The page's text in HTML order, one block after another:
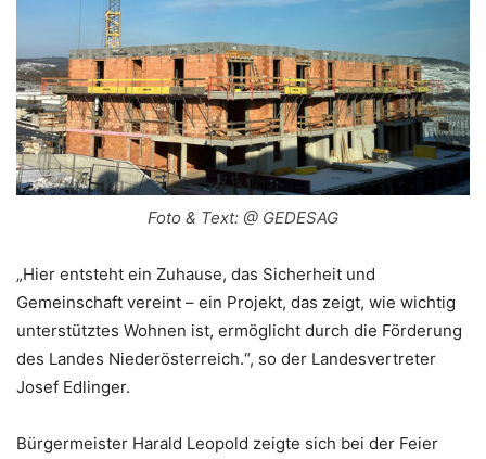
Foto & Text: @ GEDESAG
„Hier entsteht ein Zuhause, das Sicherheit und
Gemeinschaft vereint – ein Projekt, das zeigt, wie wichtig
unterstütztes Wohnen ist, ermöglicht durch die Förderung
des Landes Niederösterreich.“, so der Landesvertreter
Josef Edlinger.
Bürgermeister Harald Leopold zeigte sich bei der Feier